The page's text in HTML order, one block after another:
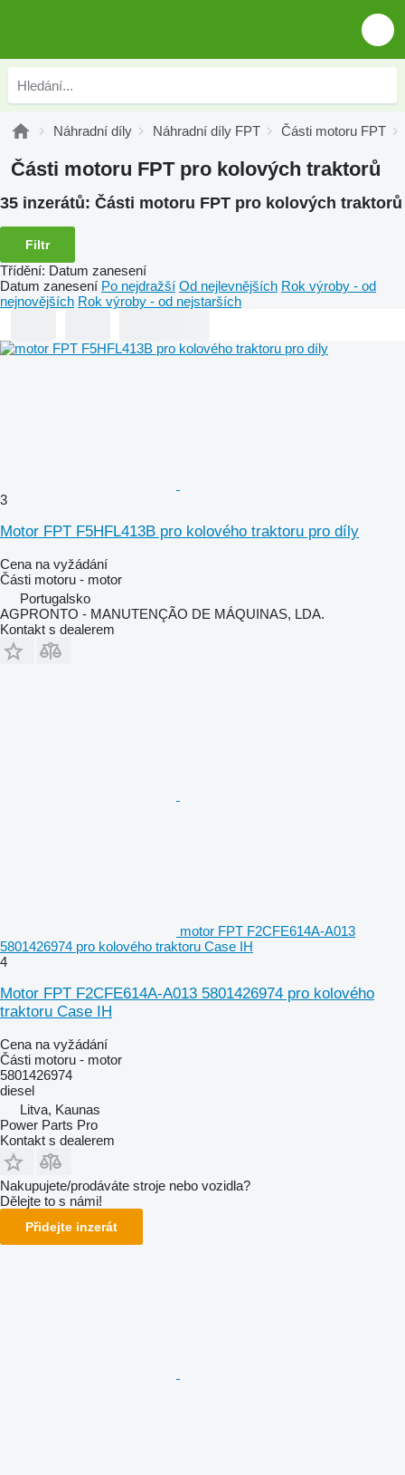
Náhradní díly Náhradní díly FPT Části motoru FPT
Části motoru FPT pro kolových traktorů
35 inzerátů: Části motoru FPT pro kolových traktorů
Filtr
Třídění: Datum zanesení
Datum zanesení Po nejdražší Od nejlevnějších Rok výroby - od
nejnovějších Rok výroby - od nejstarších
3
Motor FPT F5HFL413B pro kolového traktoru pro díly
Cena na vyžádání
Části motoru - motor
Portugalsko
AGPRONTO - MANUTENÇÃO DE MÁQUINAS, LDA.
Kontakt s dealerem
motor FPT F2CFE614A-A013
5801426974 pro kolového traktoru Case IH
4
Motor FPT F2CFE614A-A013 5801426974 pro kolového
traktoru Case IH
Cena na vyžádání
Části motoru - motor
5801426974
diesel
Litva, Kaunas
Power Parts Pro
Kontakt s dealerem
Nakupujete/prodáváte stroje nebo vozidla?
Dělejte to s námi!
Přidejte inzerát